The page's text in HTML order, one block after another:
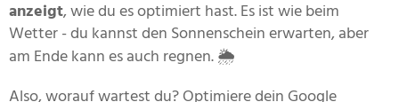
anzeigt, wie du es optimiert hast. Es ist wie beim
Wetter - du kannst den Sonnenschein erwarten, aber
am Ende kann es auch regnen. 🌦
Also, worauf wartest du? Optimiere dein Google